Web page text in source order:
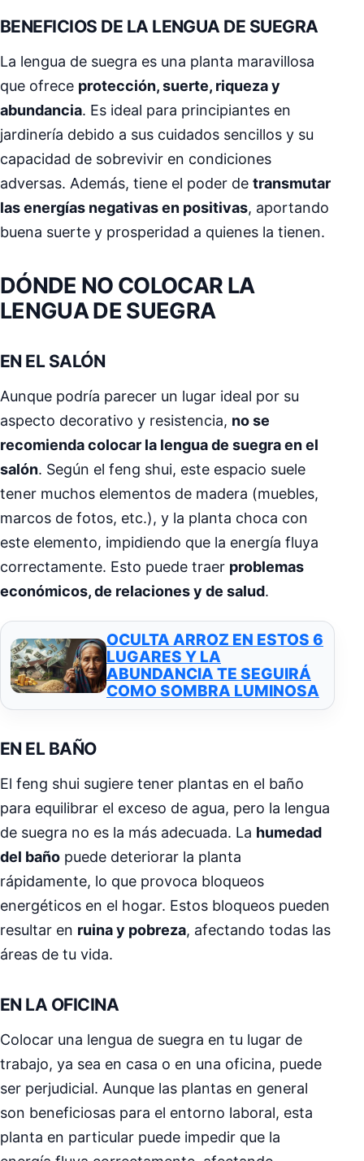
BENEFICIOS DE LA LENGUA DE SUEGRA
La lengua de suegra es una planta maravillosa
que ofrece protección, suerte, riqueza y
abundancia. Es ideal para principiantes en
jardinería debido a sus cuidados sencillos y su
capacidad de sobrevivir en condiciones
adversas. Además, tiene el poder de transmutar
las energías negativas en positivas, aportando
buena suerte y prosperidad a quienes la tienen.
DÓNDE NO COLOCAR LA
LENGUA DE SUEGRA
EN EL SALÓN
Aunque podría parecer un lugar ideal por su
aspecto decorativo y resistencia, no se
recomienda colocar la lengua de suegra en el
salón. Según el feng shui, este espacio suele
tener muchos elementos de madera (muebles,
marcos de fotos, etc.), y la planta choca con
este elemento, impidiendo que la energía fluya
correctamente. Esto puede traer problemas
económicos, de relaciones y de salud.
OCULTA ARROZ EN ESTOS 6
LUGARES Y LA
ABUNDANCIA TE SEGUIRÁ
COMO SOMBRA LUMINOSA
EN EL BAÑO
El feng shui sugiere tener plantas en el baño
para equilibrar el exceso de agua, pero la lengua
de suegra no es la más adecuada. La humedad
del baño puede deteriorar la planta
rápidamente, lo que provoca bloqueos
energéticos en el hogar. Estos bloqueos pueden
resultar en ruina y pobreza, afectando todas las
áreas de tu vida.
EN LA OFICINA
Colocar una lengua de suegra en tu lugar de
trabajo, ya sea en casa o en una oficina, puede
ser perjudicial. Aunque las plantas en general
son beneficiosas para el entorno laboral, esta
planta en particular puede impedir que la